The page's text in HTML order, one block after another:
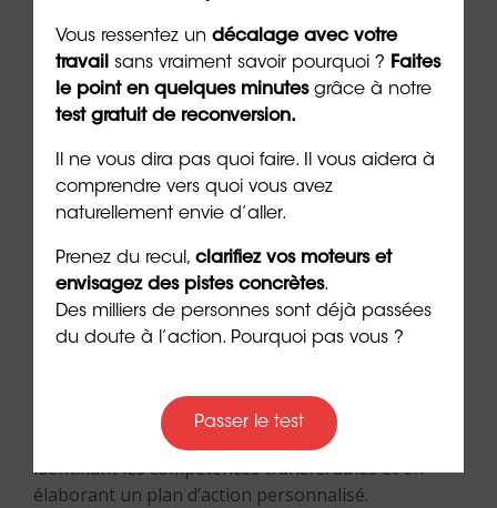
Se reconvertir en
architecte
La reconversion professionnelle vers le métier
est possible, notamment pour ceux
qui ont déjà une expérience dans des domaines
l’ingénierie.Lebilan de compétencesest une
étape cruciale pour toute reconversion, permettant
d’évaluer ses aptitudes et motivations pour le
métier.
gratuit et sans engagement pour accompagner les
individus dans ce processus de reconversion, en
identifiant les compétences transférables et en
élaborant un plan d’action personnalisé.
Vous ressentez un décalage avec votre
travail sans vraiment savoir pourquoi ? Faites
le point en quelques minutesgrâce à notre
test gratuit de reconversion.
Il ne vous dira pas quoi faire. Il vous aidera à
comprendre vers quoi vous avez
naturellement envie d’aller.
Prenez du recul, clarifiez vos moteurs et
envisagez des pistes concrètes.
Des milliers de personnes sont déjà passées
du doute à l’action. Pourquoi pas vous ?
Passer le test